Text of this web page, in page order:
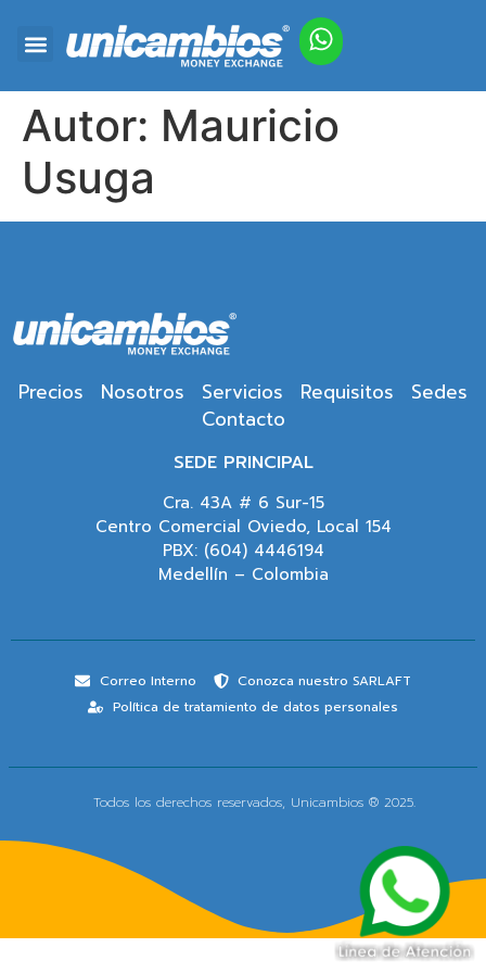
Autor: Mauricio
Usuga
Precios Nosotros Servicios Requisitos
Sedes
Contacto
SEDE PRINCIPAL
Cra. 43A # 6 Sur-15
Centro Comercial Oviedo, Local 154
PBX: (604) 4446194
Medellín – Colombia
Correo Interno
Conozca nuestro SARLAFT
Política de tratamiento de datos personales
Todos los derechos reservados, Unicambios ® 2025.